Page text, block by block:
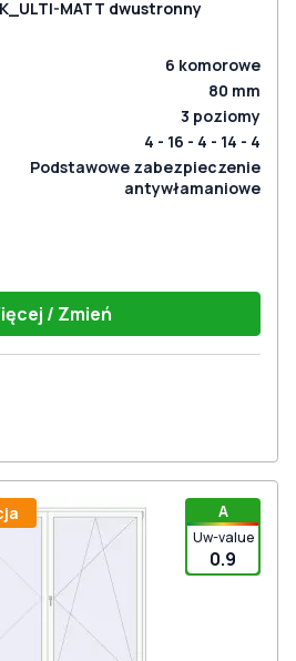
MATT dwustronny
6 komorowe
80 mm
3 poziomy
4 - 16 - 4 - 14 - 4
Podstawowe zabezpieczenie
antywłamaniowe
/ Zmień
A
Uw-value
0.9